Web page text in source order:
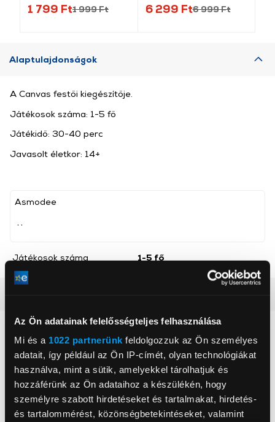
Az Ön adatainak felelősségteljes felhasználása
Mi és a 1022 partnerünk feldolgozzuk az Ön személyes
adatait, így például az Ön IP-címét, olyan technológiákat
használva, mint a sütik, amelyekkel tárolhatjuk és
hozzáférünk az Ön adataihoz a készülékén, hogy
személyre szabott hirdetéseket és tartalmakat, hirdetés-
és tartalommérést, közönségbetekintéseket, valamint
(MMBLZ103)
1 799 Ft1 999 Ft 6 299 Ft6 999 Ft
Alaptulajdonságok
Asmodee
Játékosok száma 1-5 fő
A Canvas festői kiegészítője.
Játékosok száma: 1-5 fő
Játékidő: 30-40 perc
Javasolt életkor: 14+
Neked ajánljuk